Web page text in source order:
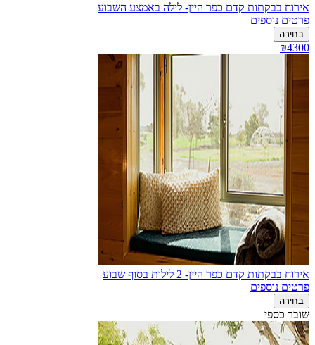
אירוח בבקתות קדם כפר היין- לילה באמצע השבוע
פרטים נוספים
בחירה
₪4300
אירוח בבקתות קדם כפר היין- 2 לילות בסוף שבוע
פרטים נוספים
בחירה
שובר כספי